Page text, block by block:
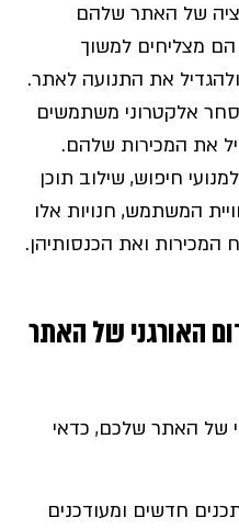
של האתר שלהם
מצליחים למשוך
את התנועה לאתר.
אלקטרוני משתמשים
את המכירות שלהם.
חיפוש, שילוב תוכן
המשתמש, חנויות אלו
המכירות ואת הכנסותיהן.
האורגני של האתר
של האתר שלכם, כדאי
חדשים ומעודכנים